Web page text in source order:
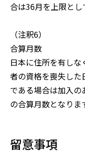
合は36月を上限とし
（注釈6）
合算月数
日本に住所を有し
者の資格を喪失した
である場合は加入の
の合算月数となりま
留意事項